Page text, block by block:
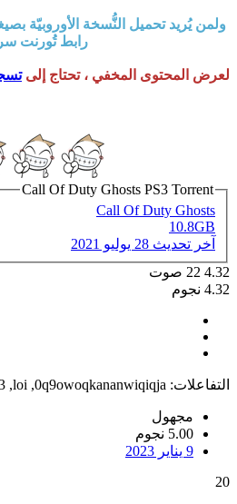
رابط تُورنت
لعرض المحتوى المخفي ، تحتاج إلى
Call Of Duty Ghosts PS3 Torrent
Call Of Duty Ghosts
10.8GB
آخر تحديث 28 يوليو 2021
4.32
22 صوت
4.32 نجوم
التفاعلات: 0q9owoqkananwiqiqja
,
loi
,
مجهول
5.00 نجوم
9 يناير 2023
20